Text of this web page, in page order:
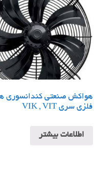
هواکش صنعتی کندانسوری
فلزی سری VIK , VIT
اطلاعات بیشتر